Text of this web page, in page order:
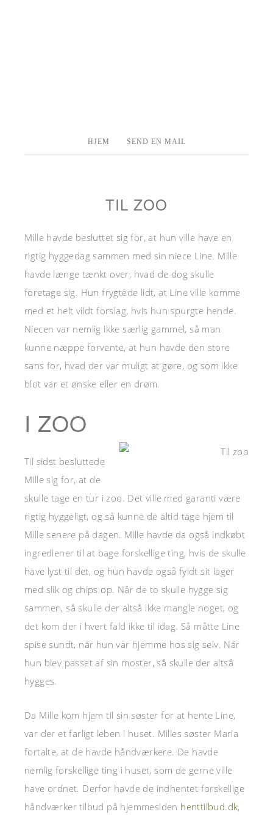
HJEM SEND EN MAIL
TIL ZOO
Mille havde besluttet sig for, at hun ville have en
rigtig hyggedag sammen med sin niece Line. Mille
havde længe tænkt over, hvad de dog skulle
foretage sig. Hun frygtede lidt, at Line ville komme
med et helt vildt forslag, hvis hun spurgte hende.
Niecen var nemlig ikke særlig gammel, så man
kunne næppe forvente, at hun havde den store
sans for, hvad der var muligt at gøre, og som ikke
blot var et ønske eller en drøm.
I ZOO
Til sidst besluttede
Mille sig for, at de
skulle tage en tur i zoo. Det ville med garanti være
rigtig hyggeligt, og så kunne de altid tage hjem til
Mille senere på dagen. Mille havde da også indkøbt
ingrediener til at bage forskellige ting, hvis de skulle
have lyst til det, og hun havde også fyldt sit lager
med slik og chips op. Når de to skulle hygge sig
sammen, så skulle der altså ikke mangle noget, og
det kom der i hvert fald ikke til idag. Så måtte Line
spise sundt, når hun var hjemme hos sig selv. Når
hun blev passet af sin moster, så skulle der altså
hygges.
Da Mille kom hjem til sin søster for at hente Line,
var der et farligt leben i huset. Milles søster Maria
fortalte, at de havde håndværkere. De havde
nemlig forskellige ting i huset, som de gerne ville
have ordnet. Derfor havde de indhentet forskellige
håndværker tilbud på hjemmesiden henttilbud.dk,